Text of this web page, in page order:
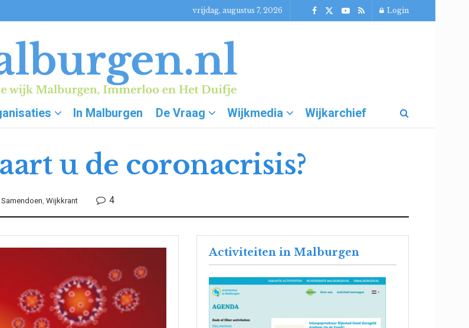
vrijdag, augustus 7, 2026 Login
In Malburgen De Vraag Wijkmedia Wijkarchief
u de coronacrisis?
, Wijkkrant 4
Activiteiten in Malburgen